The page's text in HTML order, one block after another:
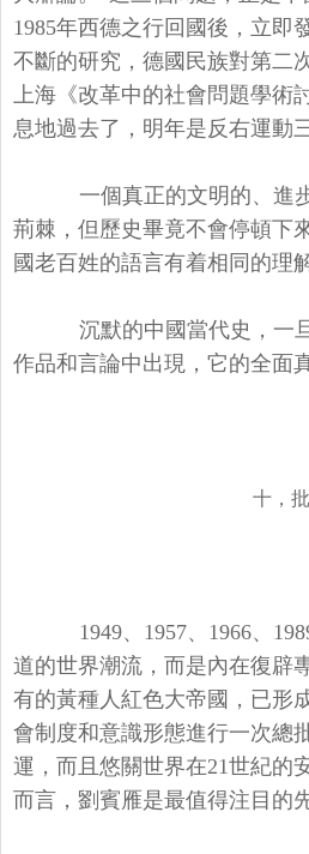
1985年西德之行回國後，立即
不斷的研究，德國民族對第二
上海《改革中的社會問題學術
息地過去了，明年是反右運
一個真正的文明的、進
荊棘，但歷史畢竟不會停頓下
國老百姓的語言有着相同的理
沉默的中國當代史，一
作品和言論中出現，它的全面
十，
1949、1957、1966、
道的世界潮流，而是內在復辟
有的黃種人紅色大帝國，已形
會制度和意識形態進行一次總
運，而且悠關世界在21世紀的
而言，劉賓雁是最值得注目的